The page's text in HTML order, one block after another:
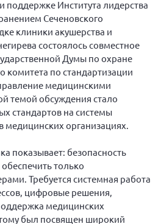
2022
2021
2020
больным рассеянным
поддержке Института лидерства
Сеченовского
клиники акушерства и
состоялось совместное
Думы по охране
комитета по стандартизации
медицинскими
темой обсуждения стало
стандартов на системы
медицинских организациях.
показывает: безопасность
только
Требуется системная работа
цифровые решения,
медицинских
был посвящен широкий